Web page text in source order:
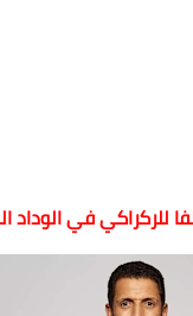
للركراكي في الوداد